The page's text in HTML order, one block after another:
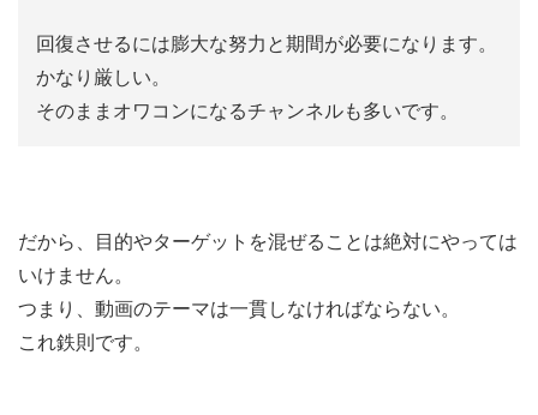
回復させるには膨大な努力と期間が必要になります。
かなり厳しい。
そのままオワコンになるチャンネルも多いです。
だから、目的やターゲットを混ぜることは絶対にやっては
いけません。
つまり、動画のテーマは一貫しなければならない。
これ鉄則です。